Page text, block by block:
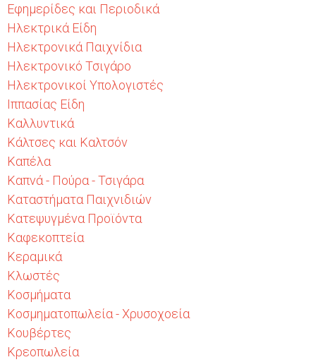
Εφημερίδες και Περιοδικά
Ηλεκτρικά Είδη
Ηλεκτρονικά Παιχνίδια
Ηλεκτρονικό Τσιγάρο
Ηλεκτρονικοί Υπολογιστές
Ιππασίας Είδη
Καλλυντικά
Κάλτσες και Καλτσόν
Καπέλα
Καπνά - Πούρα - Τσιγάρα
Καταστήματα Παιχνιδιών
Κατεψυγμένα Προϊόντα
Καφεκοπτεία
Κεραμικά
Κλωστές
Κοσμήματα
Κοσμηματοπωλεία - Χρυσοχοεία
Κουβέρτες
Κρεοπωλεία